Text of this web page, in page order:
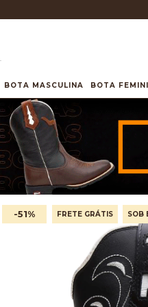
BOTA MASCULINA BOTA
-51% FRETE GRÁTIS SOB